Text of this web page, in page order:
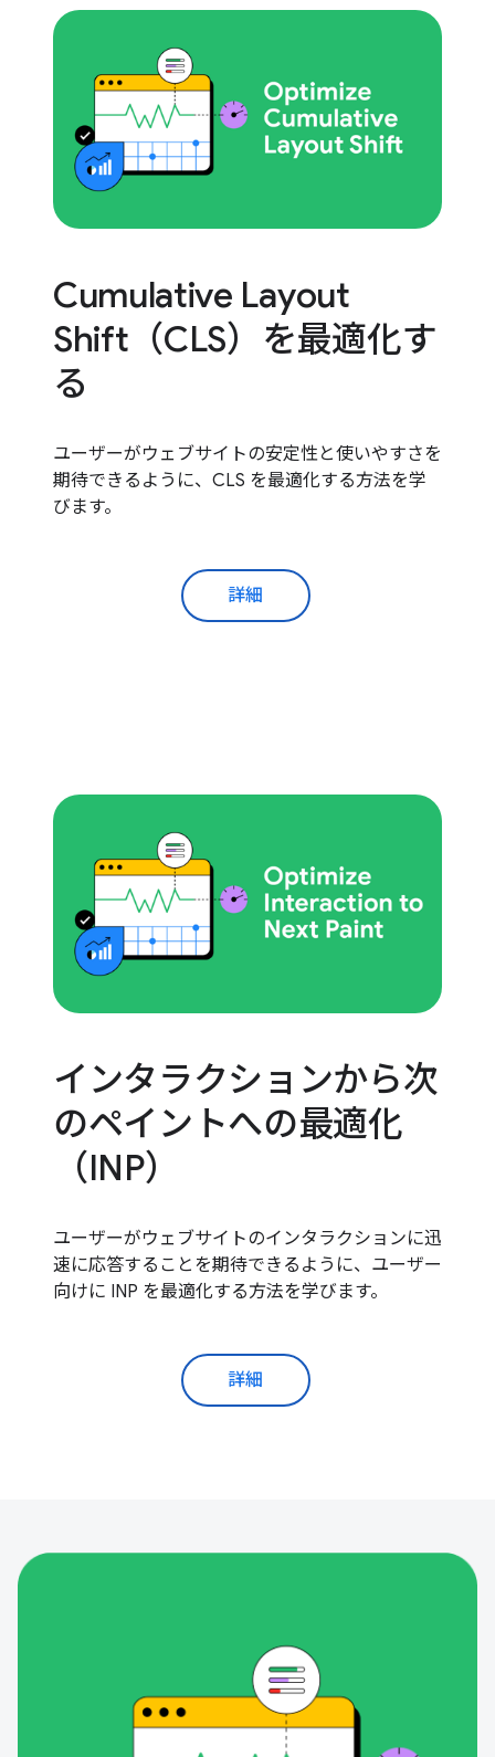
Cumulative Layout
Shift（CLS）を最適化す
る
ユーザーがウェブサイトの安定性と使いやすさを
期待できるように、CLS を最適化する方法を学
びます。
詳細
インタラクションから次
のペイントへの最適化
（INP）
ユーザーがウェブサイトのインタラクションに迅
速に応答することを期待できるように、ユーザー
向けに INP を最適化する方法を学びます。
詳細